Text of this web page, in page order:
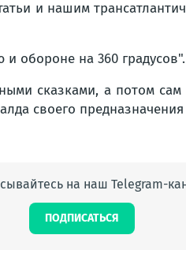
и нашим
обороне на 360 градусов".
сказками, а потом
своего
на наш Telegram-
ПОДПИСАТЬСЯ